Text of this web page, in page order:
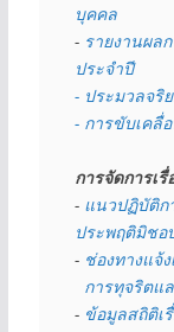
บุคคล
- รายงานผล
ประจำปี
- ประมวลจริ
- การขับเคลื่
การจัดการเ
- แนวปฏิบัติก
ประพฤติมิชอ
- ช่องทางแจ้ง
การทุจริต
- ข้อมูลสถิติเ